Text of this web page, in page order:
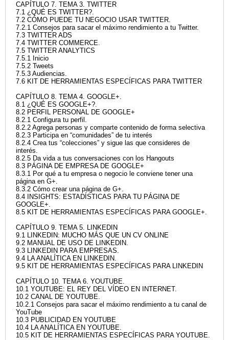
CAPÍTULO 7. TEMA 3. TWITTER
7.1 ¿QUÉ ES TWITTER?.
7.2 CÓMO PUEDE TU NEGOCIO USAR TWITTER.
7.2.1 Consejos para sacar el máximo rendimiento a tu Twitter.
7.3 TWITTER ADS
7.4 TWITTER COMMERCE.
7.5 TWITTER ANALYTICS
7.5.1 Inicio
7.5.2 Tweets
7.5.3 Audiencias.
7.6 KIT DE HERRAMIENTAS ESPECÍFICAS PARA TWITTER
CAPÍTULO 8. TEMA 4. GOOGLE+.
8.1 ¿QUÉ ES GOOGLE+?.
8.2 PERFIL PERSONAL DE GOOGLE+
8.2.1 Configura tu perfil.
8.2.2 Agrega personas y comparte contenido de forma selectiva
8.2.3 Participa en “comunidades” de tu interés
8.2.4 Crea tus “colecciones” y sigue las que consideres de
interés.
8.2.5 Da vida a tus conversaciones con los Hangouts
8.3 PÁGINA DE EMPRESA DE GOOGLE+
8.3.1 Por qué a tu empresa o negocio le conviene tener una
página en G+.
8.3.2 Cómo crear una página de G+.
8.4 INSIGHTS: ESTADÍSTICAS PARA TU PÁGINA DE
GOOGLE+.
8.5 KIT DE HERRAMIENTAS ESPECÍFICAS PARA GOOGLE+.
CAPÍTULO 9. TEMA 5. LINKEDIN
9.1 LINKEDIN: MUCHO MÁS QUE UN CV ONLINE
9.2 MANUAL DE USO DE LINKEDIN.
9.3 LINKEDIN PARA EMPRESAS.
9.4 LA ANALÍTICA EN LINKEDIN.
9.5 KIT DE HERRAMIENTAS ESPECÍFICAS PARA LINKEDIN
CAPÍTULO 10. TEMA 6. YOUTUBE.
10.1 YOUTUBE: EL REY DEL VÍDEO EN INTERNET.
10.2 CANAL DE YOUTUBE.
10.2.1 Consejos para sacar el máximo rendimiento a tu canal de
YouTube
10.3 PUBLICIDAD EN YOUTUBE
10.4 LA ANALÍTICA EN YOUTUBE.
10.5 KIT DE HERRAMIENTAS ESPECÍFICAS PARA YOUTUBE.